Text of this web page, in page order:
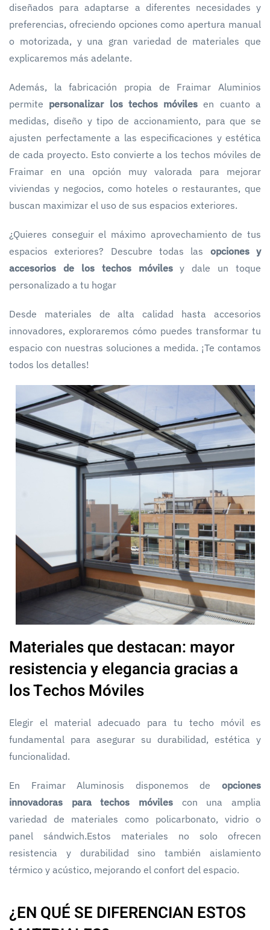
diseñados para adaptarse a diferentes necesidades y
preferencias, ofreciendo opciones como apertura manual
o motorizada, y una gran variedad de materiales que
explicaremos más adelante.
Además, la fabricación propia de Fraimar Aluminios
permite personalizar los techos móviles en cuanto a
medidas, diseño y tipo de accionamiento, para que se
ajusten perfectamente a las especificaciones y estética
de cada proyecto. Esto convierte a los techos móviles de
Fraimar en una opción muy valorada para mejorar
viviendas y negocios, como hoteles o restaurantes, que
buscan maximizar el uso de sus espacios exteriores.
¿Quieres conseguir el máximo aprovechamiento de tus
espacios exteriores? Descubre todas las opciones y
accesorios de los techos móvilesy dale un toque
personalizado a tu hogar
Desde materiales de alta calidad hasta accesorios
innovadores, exploraremos cómo puedes transformar tu
espacio con nuestras soluciones a medida. ¡Te contamos
todos los detalles!
Materiales que destacan: mayor
resistencia y elegancia gracias a
los Techos Móviles
Elegir el material adecuado para tu techo móvil es
fundamental para asegurar su durabilidad, estética y
funcionalidad.
En Fraimar Aluminosis disponemos de opciones
innovadoras para techos móviles con una amplia
variedad de materiales como policarbonato, vidrio o
panel sándwich.Estos materiales no solo ofrecen
resistencia y durabilidad sino también aislamiento
térmico y acústico, mejorando el confort del espacio.
¿EN QUÉ SE DIFERENCIAN ESTOS